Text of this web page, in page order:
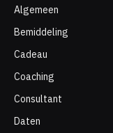
Algemeen
Bemiddeling
Cadeau
Coaching
Consultant
Daten